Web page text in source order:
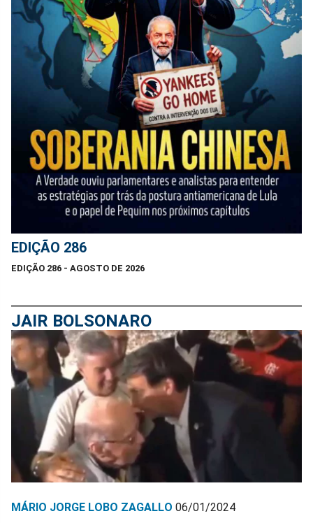
EDIÇÃO 286
EDIÇÃO 286 - AGOSTO DE 2026
JAIR BOLSONARO
MÁRIO JORGE LOBO ZAGALLO 06/01/2024